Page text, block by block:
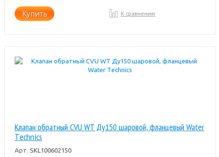
Купить К сравнению
Клапан обратный CVU WT Ду150 шаровой, фланцевый Water
Тechnics
Арт. SKL100602150